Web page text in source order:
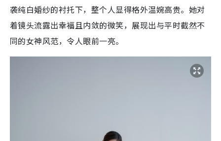
袭纯白婚纱的衬托下，整个人显得格外温婉高贵。她对
着镜头流露出幸福且内敛的微笑，展现出与平时截然不
同的女神风范，令人眼前一亮。